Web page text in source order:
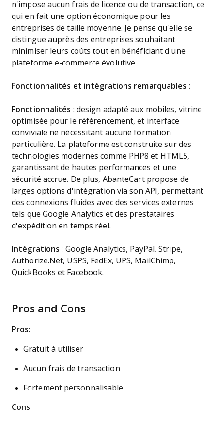
n'impose aucun frais de licence ou de transaction, ce
qui en fait une option économique pour les
entreprises de taille moyenne. Je pense qu'elle se
distingue auprès des entreprises souhaitant
minimiser leurs coûts tout en bénéficiant d'une
plateforme e-commerce évolutive.
Fonctionnalités et intégrations remarquables :
Fonctionnalités : design adapté aux mobiles, vitrine
optimisée pour le référencement, et interface
conviviale ne nécessitant aucune formation
particulière. La plateforme est construite sur des
technologies modernes comme PHP8 et HTML5,
garantissant de hautes performances et une
sécurité accrue. De plus, AbanteCart propose de
larges options d'intégration via son API, permettant
des connexions fluides avec des services externes
tels que Google Analytics et des prestataires
d'expédition en temps réel.
Intégrations : Google Analytics, PayPal, Stripe,
Authorize.Net, USPS, FedEx, UPS, MailChimp,
QuickBooks et Facebook.
Pros and Cons
Pros:
Gratuit à utiliser
Aucun frais de transaction
Fortement personnalisable
Cons: